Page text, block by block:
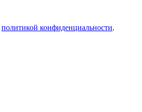
политикой конфиденциальности.